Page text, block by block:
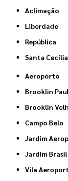
Aclimação
Liberdade
República
Santa Cecília
Aeroporto
Brooklin
Brooklin
Campo Belo
Jardim
Jardim Brasil
Vila